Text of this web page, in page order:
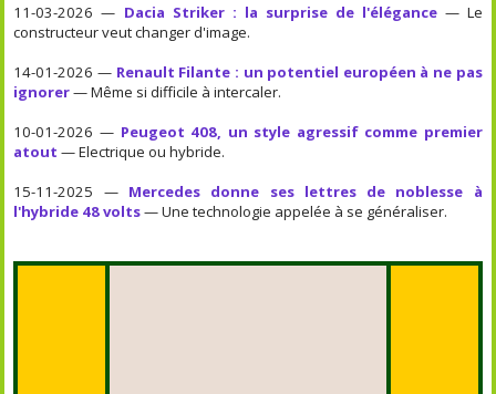
11-03-2026 — Dacia Striker : la surprise de l'élégance— Le
constructeur veut changer d'image.
14-01-2026 — Renault Filante : un potentiel européen à ne pas
ignorer— Même si difficile à intercaler.
10-01-2026 — Peugeot 408, un style agressif comme premier
atout — Electrique ou hybride.
15-11-2025 — Mercedes donne ses lettres de noblesse à
l'hybride 48 volts— Une technologie appelée à se généraliser.